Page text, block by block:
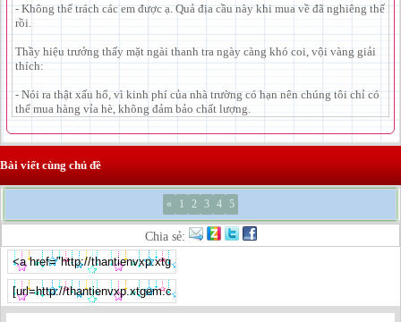
- Không thể trách các em được ạ. Quả địa cầu này khi mua về đã nghiêng thế
rồi.
Thầy hiệu trưởng thấy mặt ngài thanh tra ngày càng khó coi, vội vàng giải
thích:
- Nói ra thật xấu hổ, vì kinh phí của nhà trường có hạn nên chúng tôi chỉ có
thể mua hàng vỉa hè, không đảm bảo chất lượng.
Bài viết cùng chủ đề
« 1 2 3 4 5
Chia sẻ: